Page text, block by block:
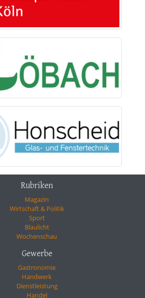
Rubriken
Magazin
Wirtschaft & Politik
Sport
Blaulicht
Wochenschau
Gewerbe
Gastronomie
Handwerk
Dienstleistung
Handel